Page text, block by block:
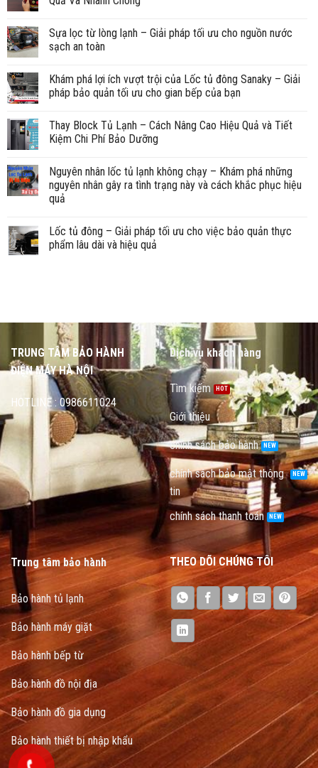
Sựa lọc từ lòng lạnh – Giải pháp tối ưu cho nguồn nước
sạch an toàn
Khám phá lợi ích vượt trội của Lốc tủ đông Sanaky – Giải
pháp bảo quản tối ưu cho gian bếp của bạn
Thay Block Tủ Lạnh – Cách Nâng Cao Hiệu Quả và Tiết
Kiệm Chi Phí Bảo Dưỡng
Nguyên nhân lốc tủ lạnh không chạy – Khám phá những
nguyên nhân gây ra tình trạng này và cách khắc phục hiệu
quả
Lốc tủ đông – Giải pháp tối ưu cho việc bảo quản thực
phẩm lâu dài và hiệu quả
TRUNG TÂM BẢO HÀNH
ĐIỆN MÁY HÀ NỘI
HOTLINE : 0986611024
Dịch vụ khách hàng
Tìm kiếm
Giới thiệu
chính sách bảo hành
chính sách bảo mật thông
tin
chính sách thanh toán
Trung tâm bảo hành
Bảo hành tủ lạnh
Bảo hành máy giặt
Bảo hành bếp từ
Bảo hành đồ nội địa
Bảo hành đồ gia dụng
Bảo hành thiết bị nhập khẩu
THEO DÕI CHÚNG TÔI